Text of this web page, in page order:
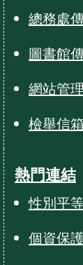
總務處
圖書館
網站管
檢舉信
熱門連結
性別平
個資保護